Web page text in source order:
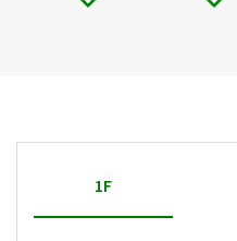
1F